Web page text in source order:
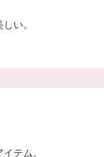
い。
テム。